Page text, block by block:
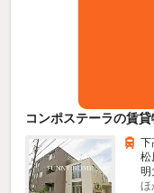
コンポステーラの賃
下
松
明
ほ